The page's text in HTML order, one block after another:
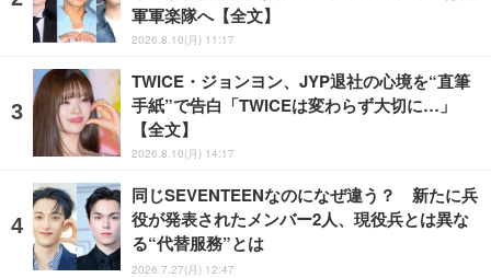
軍軍楽隊へ【全文】
2026.8.10(月) 11:17
TWICE・ジョンヨン、JYP退社の心境を“直筆
手紙”で告白「TWICEは変わらず大切に…」
【全文】
2026.8.10(月) 14:17
同じSEVENTEENなのになぜ違う？ 新たに兵
役が発表されたメンバー2人、現役兵とは異な
る“代替服務”とは
2026.7.27(月) 12:47